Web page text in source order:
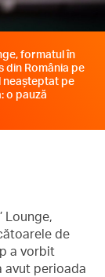
formatul în
din România pe
neașteptat pe
o pauză
Lounge,
de
a vorbit
avut perioada